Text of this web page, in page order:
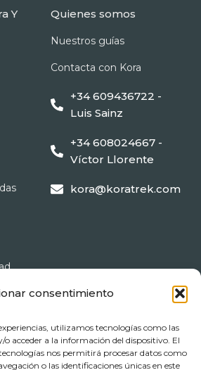
consentimiento
utilizamos tecnologías como las
acceder a la información del dispositivo. El
nos permitirá procesar datos como
o las identificaciones únicas en este
Y
Quienes somos
Nuestros guías
Contacta con Kora
+34 609436722 -
Luis Sainz
+34 608024667 -
Víctor Llorente
kora@koratrek.com
de